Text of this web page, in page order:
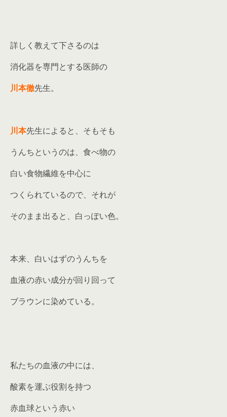
詳しく教えて下さるのは
消化器を専門とする医師の
川本徹先生。
川本先生によると、そもそも
うんちというのは、食べ物の
白い食物繊維を中心に
つくられているので、それが
そのまま出ると、白っぽい色。
本来、白いはずのうんちを
血液の赤い成分が回り回って
ブラウンに染めている。
私たちの血液の中には、
酸素を運ぶ役割を持つ
赤血球という赤い